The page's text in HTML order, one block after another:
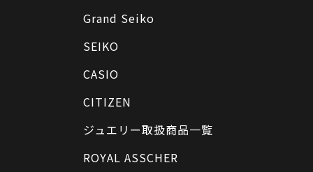
Grand Seiko
SEIKO
CASIO
CITIZEN
ジュエリー取扱商品一覧
ROYAL ASSCHER